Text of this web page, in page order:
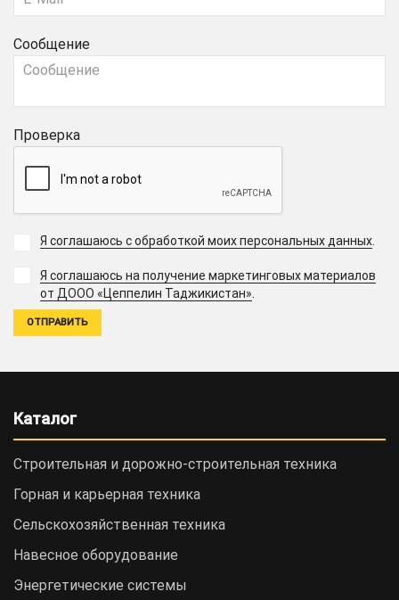
Сообщение
Проверка
Я соглашаюсь с обработкой моих персональных данных.
Я соглашаюсь на получение маркетинговых материалов
от ДООО «Цеппелин Таджикистан».
Каталог
Строительная и дорожно-cтроительная техника
Горная и карьерная техника
Сельскохозяйственная техника
Навесное оборудование
Энергетические системы